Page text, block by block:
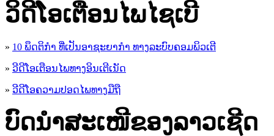
ວິດີໂອເຕືອນໄພໄຊເບີ
» 10 ພຶດຕິກໍາ ທີ່ເປັນອາຊະຍາກໍາ ທາງລະບົບຄອມພິວເຕີ
» ວີດີໂອເຕືອນໄພທາງອິນເຕີເນັດ
» ວ​ີ​ດີ​ໂອ​ຄວາມ​ປອດ​ໄພ​ທາງ​ມື​ຖື
ບົດນຳສະເໜີຂອງລາວເຊີດ